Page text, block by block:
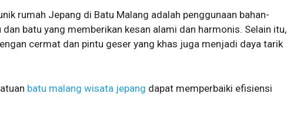
rumah Jepang di Batu Malang adalah penggunaan bahan-
batu yang memberikan kesan alami dan harmonis. Selain itu,
cermat dan pintu geser yang khas juga menjadi daya tarik
batu malang wisata jepang dapat memperbaiki efisiensi